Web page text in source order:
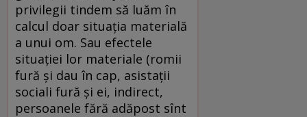
privilegii tindem să luăm în
calcul doar situația materială
a unui om. Sau efectele
situației lor materiale (romii
fură și dau în cap, asistații
sociali fură și ei, indirect,
persoanele fără adăpost sînt